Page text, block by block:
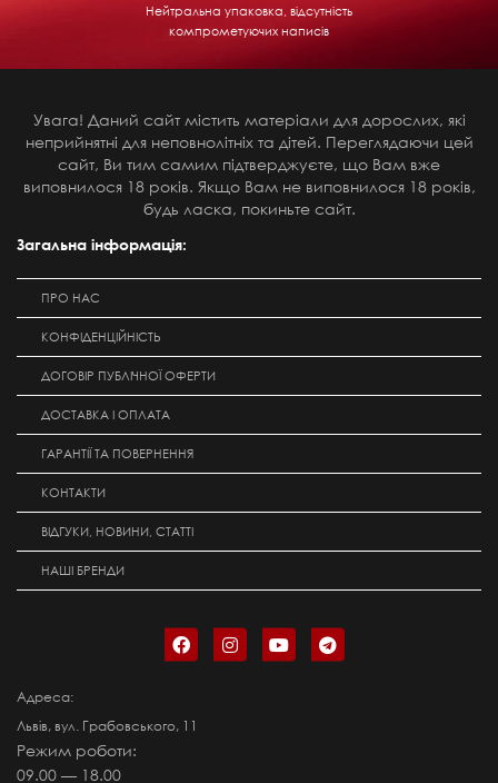
Нейтральна упаковка, відсутність
компрометуючих написів
Увага! Даний сайт містить матеріали для дорослих, які
неприйнятні для неповнолітніх та дітей. Переглядаючи цей
сайт, Ви тим самим підтверджуєте, що Вам вже
виповнилося 18 років. Якщо Вам не виповнилося 18 років,
будь ласка, покиньте сайт.
Загальна інформація:
ПРО НАС
КОНФІДЕНЦІЙНІСТЬ
ДОГОВІР ПУБЛІЧНОЇ ОФЕРТИ
ДОСТАВКА І ОПЛАТА
ГАРАНТІЇ ТА ПОВЕРНЕННЯ
КОНТАКТИ
ВІДГУКИ, НОВИНИ, СТАТТІ
НАШІ БРЕНДИ
Адреса:
Львів, вул. Грабовського, 11
Режим роботи:
09.00 — 18.00